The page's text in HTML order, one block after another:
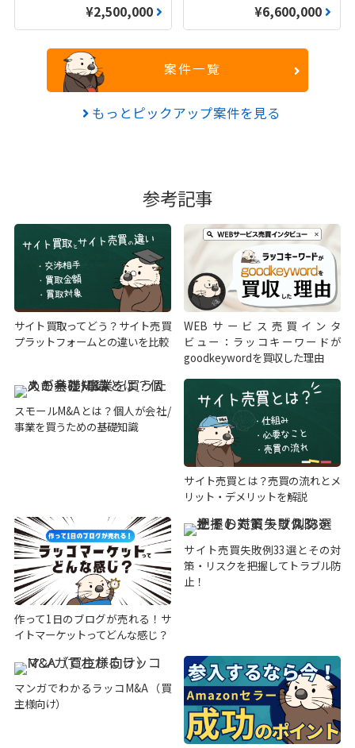
¥2,500,000 ¥6,600,000
案件一覧
もっとピックアップ案件を見る
参考記事
サイト買取ってどう？サイト売買
プラットフォームとの違いを比較
WEBサービス売買インタ
ビュー：ラッコキーワードが
goodkeywordを買収した理由
スモールM&Aとは？個人が会社/
事業を買うための基礎知識
サイト売買とは？売買の流れとメ
リット・デメリットを解説
作って1日のブログが売れる！サ
イトマーケットってどんな感じ？
サイト売買失敗例33選とその対
策・リスクを把握してトラブル防
止！
マンガでわかるラッコM&A（買
主様向け）